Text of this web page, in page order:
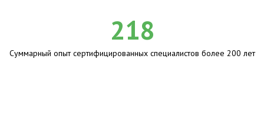
218
Суммарный опыт сертифицированных специалистов более 200 лет